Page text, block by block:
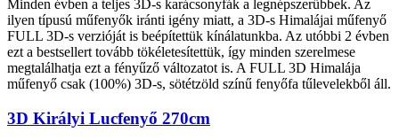
Minden évben a teljes 3D-s karácsonyfák a legnépszerűbbek. Az
ilyen típusú műfenyők iránti igény miatt, a 3D-s Himalájai műfenyő
FULL 3D-s verzióját is beépítettük kínálatunkba. Az utóbbi 2 évben
ezt a bestsellert tovább tökéletesítettük, így minden szerelmese
megtalálhatja ezt a fényűző változatot is. A FULL 3D Himalája
műfenyő csak (100%) 3D-s, sötétzöld színű fenyőfa tűlevelekből áll.
3D Királyi Lucfenyő 270cm